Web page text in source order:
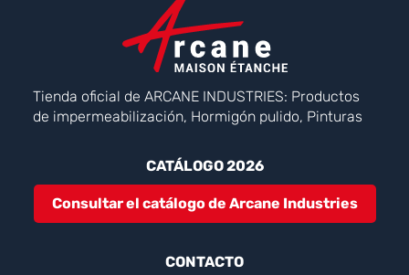
Tienda oficial de ARCANE INDUSTRIES: Productos
de impermeabilización, Hormigón pulido, Pinturas
CATÁLOGO 2026
Consultar el catálogo de Arcane Industries
CONTACTO